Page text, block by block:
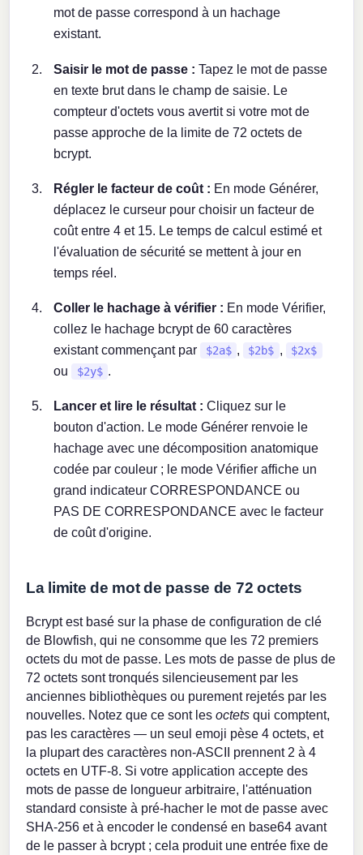
mot de passe correspond à un hachage
existant.
Saisir le mot de passe : Tapez le mot de passe
en texte brut dans le champ de saisie. Le
compteur d'octets vous avertit si votre mot de
passe approche de la limite de 72 octets de
bcrypt.
Régler le facteur de coût : En mode Générer,
déplacez le curseur pour choisir un facteur de
coût entre 4 et 15. Le temps de calcul estimé et
l'évaluation de sécurité se mettent à jour en
temps réel.
Coller le hachage à vérifier : En mode Vérifier,
collez le hachage bcrypt de 60 caractères
existant commençant par
$2a$ , $2b$ , $2x$
ou $2y$ .
Lancer et lire le résultat : Cliquez sur le
bouton d'action. Le mode Générer renvoie le
hachage avec une décomposition anatomique
codée par couleur ; le mode Vérifier affiche un
grand indicateur CORRESPONDANCE ou
PAS DE CORRESPONDANCE avec le facteur
de coût d'origine.
La limite de mot de passe de 72 octets
Bcrypt est basé sur la phase de configuration de clé
de Blowfish, qui ne consomme que les 72 premiers
octets du mot de passe. Les mots de passe de plus de
72 octets sont tronqués silencieusement par les
anciennes bibliothèques ou purement rejetés par les
nouvelles. Notez que ce sont lesoctets qui comptent,
pas les caractères — un seul emoji pèse 4 octets, et
la plupart des caractères non-ASCII prennent 2 à 4
octets en UTF-8. Si votre application accepte des
mots de passe de longueur arbitraire, l'atténuation
standard consiste à pré-hacher le mot de passe avec
SHA-256 et à encoder le condensé en base64 avant
de le passer à bcrypt ; cela produit une entrée fixe de